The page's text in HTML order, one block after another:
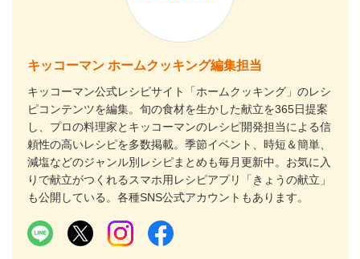
キッコーマン ホームクッキング編集担当
キッコーマン公式レシピサイト「ホームクッキング」のレシ
ピコンテンツを編集。旬の食材を生かした献立を365日提案
し、プロの料理家とキッコーマンのレシピ開発担当による信
頼性の高いレシピを多数掲載。季節イベント、時短＆簡単、
減塩などのジャンル別レシピまとめも毎月更新中。お気に入
りで献立がつくれるスマホ用レシピアプリ「きょうの献立」
も公開している。各種SNS公式アカウントもあります。